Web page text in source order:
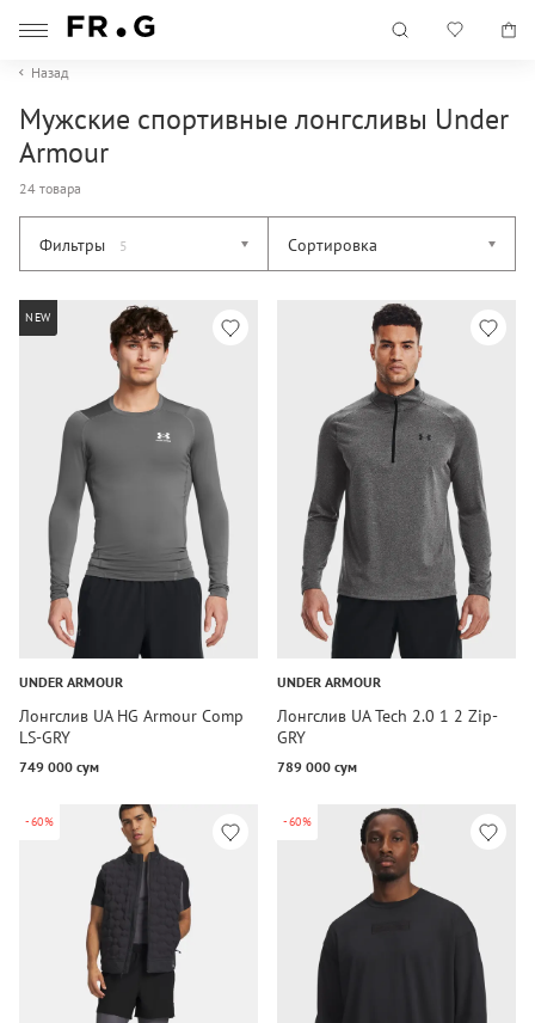
Назад
Мужские спортивные лонгсливы Under
Armour
24 товара
Фильтры 5 Сортировка
NEW
UNDER ARMOUR
Лонгслив UA HG Armour Comp
LS-GRY
749 000 сум
UNDER ARMOUR
Лонгслив UA Tech 2.0 1 2 Zip-
GRY
789 000 сум
-60% -60%